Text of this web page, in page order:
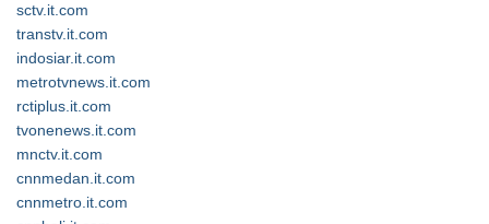
sctv.it.com
transtv.it.com
indosiar.it.com
metrotvnews.it.com
rctiplus.it.com
tvonenews.it.com
mnctv.it.com
cnnmedan.it.com
cnnmetro.it.com